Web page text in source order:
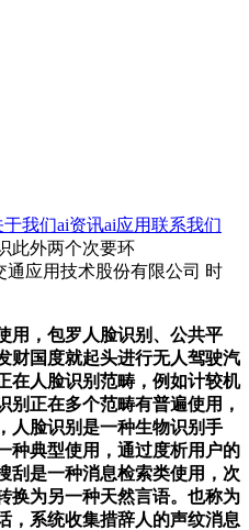
于我们ai资讯ai应用联系我们
此外两个次要环
应用技术股份有限公司 时
，包罗人脸识别、公共平
财国度就起头进行无人驾驶汽
在人脸识别范畴，例如计较机
别正在多个范畴有普遍使用，
人脸识别是一种生物识别手
种典型使用，通过度析用户的
刮是一种消息检索类使用，次
换为另一种天然言语。也称为
，系统收集措辞人的声纹消息